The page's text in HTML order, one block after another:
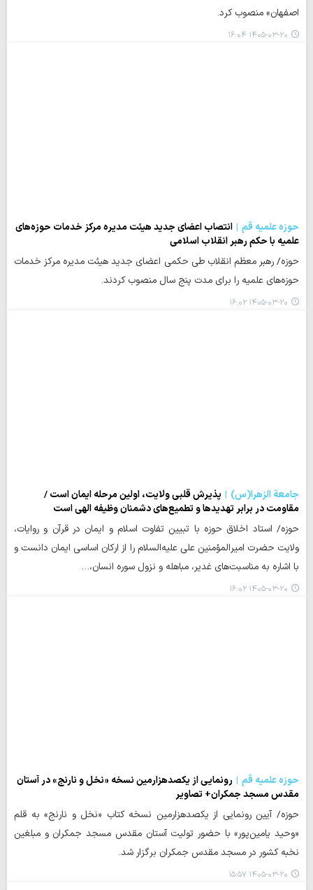
اصفهان» منصوب کرد.
۱۴۰۵-۰۳-۲۰ ۱۶:۰۴
حوزه علمیه قم
انتصاب اعضای جدید هیئت مدیره مرکز خدمات حوزه‌های
علمیه با حکم رهبر انقلاب اسلامی
حوزه/ رهبر معظم انقلاب طی حکمی اعضای جدید هیئت مدیره‌ مرکز خدمات
حوزه‌های علمیه را برای مدت پنج سال منصوب کردند.
۱۴۰۵-۰۳-۲۰ ۱۶:۰۲
جامعة الزهرا(س)
پذیرش قلبی ولایت، اولین مرحله ایمان است /
مقاومت در برابر تهدیدها و تطمیع‌های دشمنان وظیفه الهی است
حوزه/ استاد اخلاق حوزه با تبیین تفاوت اسلام و ایمان در قرآن و روایات،
ولایت حضرت امیرالمؤمنین علی علیه‌السلام را از ارکان اساسی ایمان دانست و
با اشاره به مناسبت‌های غدیر، مباهله و نزول سوره انسان،…
۱۴۰۵-۰۳-۲۰ ۱۶:۰۲
حوزه علمیه قم
رونمایی از یکصدهزارمین نسخه «نخل و نارنج» در آستان
مقدس مسجد جمکران+ تصاویر
حوزه/ آیین رونمایی از یکصدهزارمین نسخه کتاب «نخل و نارنج» به قلم
«وحید یامین‌پور» با حضور تولیت آستان مقدس مسجد جمکران و مبلغین
نخبه کشور در مسجد مقدس جمکران برگزار شد.
۱۴۰۵-۰۳-۲۰ ۱۵:۵۷